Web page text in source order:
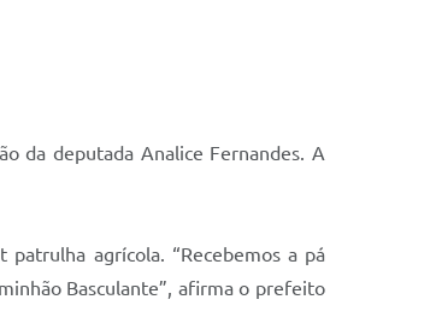
da deputada Analice Fernandes. A
agrícola. “Recebemos a pá
Basculante”, afirma o prefeito